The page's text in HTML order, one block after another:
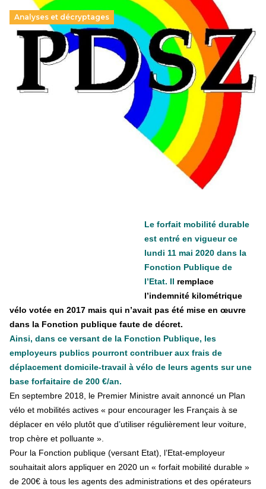
Analyses et décryptages
Hongrie : du changement pour les politiques
éducatives, aussi !
25 juin 2026
En Hongrie, le conservateur Peter Magyar et son parti
Tisza "Respect et liberté" ont remporté une large victoire,
contre le premier ministre sortant, Viktor Orban,…
Le forfait mobilité durable
est entré en vigueur ce
lundi 11 mai 2020 dans la
Fonction Publique de
l’Etat. Il remplace
l’indemnité kilométrique
vélo votée en 2017 mais qui n’avait pas été mise en œuvre
dans la Fonction publique faute de décret.
Ainsi, dans ce versant de la Fonction Publique, les
employeurs publics pourront contribuer aux frais de
déplacement domicile-travail à vélo de leurs agents sur une
base forfaitaire de 200 €/an.
En septembre 2018, le Premier Ministre avait annoncé un Plan
vélo et mobilités actives « pour encourager les Français à se
déplacer en vélo plutôt que d’utiliser régulièrement leur voiture,
trop chère et polluante ».
Pour la Fonction publique (versant Etat), l’Etat-employeur
souhaitait alors appliquer en 2020 un « forfait mobilité durable »
de 200€ à tous les agents des administrations et des opérateurs